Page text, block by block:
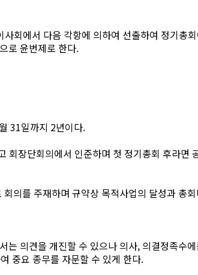
회에서 다음 각항에 의하여 선출하여 정기총
로 윤번제로 한다.
31일까지 2년이다.
장단회의에서 인준하며 첫 정기총회 후라면
의를 주재하며 규약상 목적사업의 달성과 총
의견을 개진할 수 있으나 의사, 의결정족수
중요 종무를 자문할 수 있게 한다.